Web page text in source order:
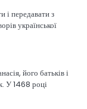
і передавати з
української
його батьків і
У 1468 році